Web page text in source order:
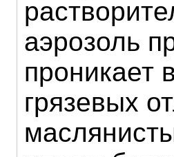
аэрозоль
проникает
грязевых